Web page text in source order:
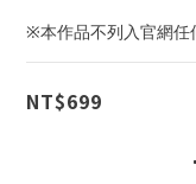
※本作品不列入官網任
NT$699